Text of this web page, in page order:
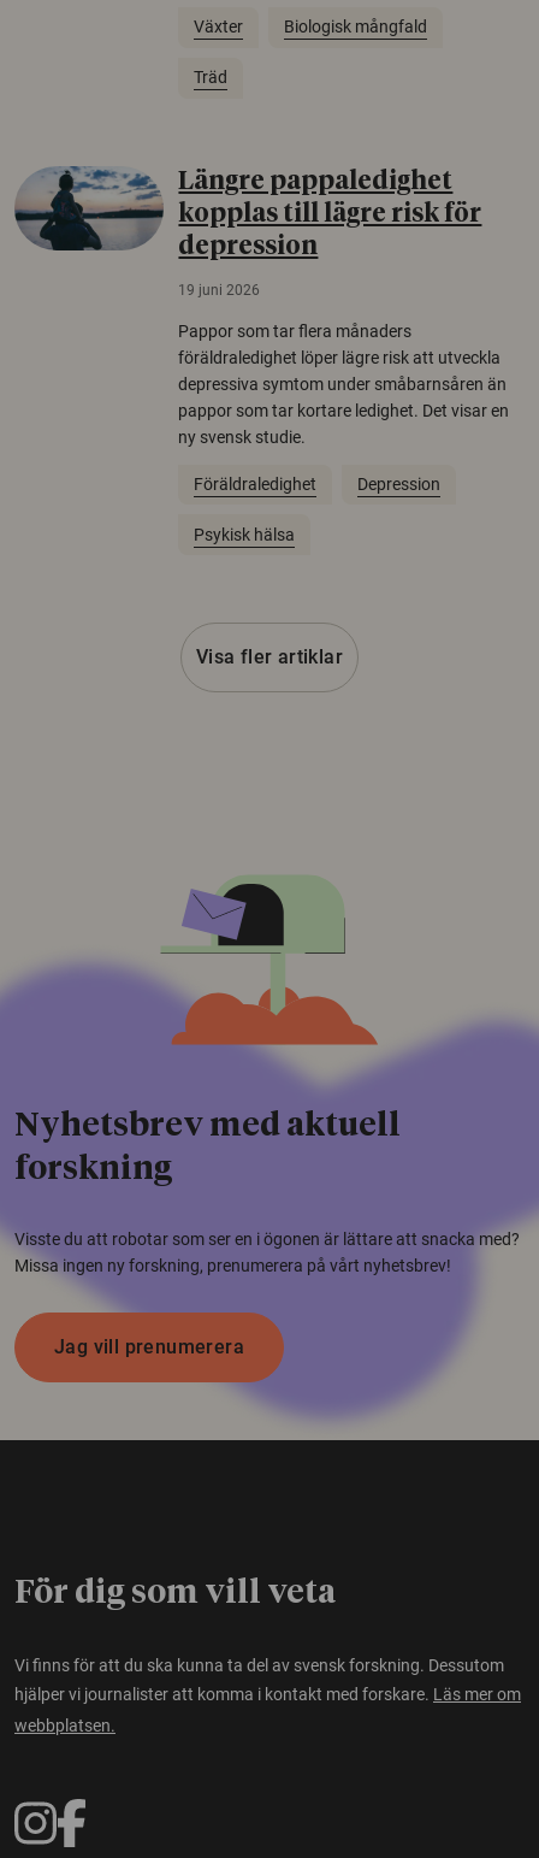
Växter Biologisk mångfald
Träd
Längre pappaledighet
kopplas till lägre risk för
depression
19 juni 2026
Pappor som tar flera månaders
föräldraledighet löper lägre risk att utveckla
depressiva symtom under småbarnsåren än
pappor som tar kortare ledighet. Det visar en
ny svensk studie.
Föräldraledighet Depression
Psykisk hälsa
Visa fler artiklar
Nyhetsbrev med aktuell
forskning
Visste du att robotar som ser en i ögonen är lättare att snacka med?
Missa ingen ny forskning, prenumerera på vårt nyhetsbrev!
Jag vill prenumerera
För dig som vill veta
Vi finns för att du ska kunna ta del av svensk forskning. Dessutom
hjälper vi journalister att komma i kontakt med forskare. Läs mer om
webbplatsen.